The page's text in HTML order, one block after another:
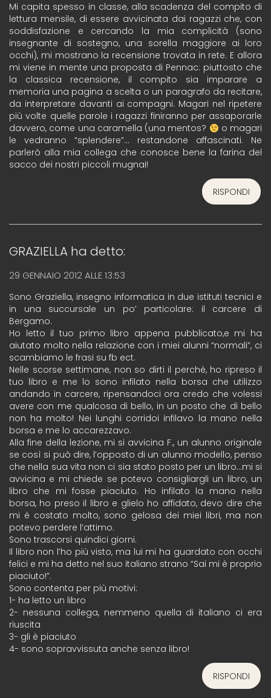
Mi capita spesso in classe, alla scadenza del compito di
lettura mensile, di essere avvicinata dai ragazzi che, con
soddisfazione e cercando la mia complicità (sono
insegnante di sostegno, una sorella maggiore ai loro
occhi), mi mostrano la recensione trovata in rete. E allora
mi viene in mente una proposta di Pennac: piuttosto che
la classica recensione, il compito sia imparare a
memoria una pagina a scelta o un paragrafo da recitare,
da interpretare davanti ai compagni. Magari nel ripetere
più volte quelle parole i ragazzi finiranno per assaporarle
davvero, come una caramella (una mentos?
o magari
le vedranno “splendere”… restandone affascinati. Ne
parlerò alla mia collega che conosce bene la farina del
sacco dei nostri piccoli mugnai!
RISPONDI
GRAZIELLA ha detto:
29 GENNAIO 2012 ALLE 13:53
Sono Graziella, insegno informatica in due istituti tecnici e
in una succursale un po’ particolare: il carcere di
Bergamo.
Ho letto il tuo primo libro appena pubblicato,e mi ha
aiutato molto nella relazione con i miei alunni “normali”, ci
scambiamo le frasi su fb ect.
Nelle scorse settimane, non so dirti il perchè, ho ripreso il
tuo libro e me lo sono infilato nella borsa che utilizzo
andando in carcere, ripensandoci ora credo che volessi
avere con me qualcosa di bello, in un posto che di bello
non ha molto! Nei lunghi corridoi infilavo la mano nella
borsa e me lo accarezzavo.
Alla fine della lezione, mi si avvicina F., un alunno originale
se così si può dire, l’opposto di un alunno modello, penso
che nella sua vita non ci sia stato posto per un libro…mi si
avvicina e mi chiede se potevo consigliargli un libro, un
libro che mi fosse piaciuto. Ho infilato la mano nella
borsa, ho preso il libro e glielo ho affidato, devo dire che
mi è costato molto, sono gelosa dei miei libri, ma non
potevo perdere l’attimo.
Sono trascorsi quindici giorni.
Il libro non l’ho più visto, ma lui mi ha guardato con occhi
felici e mi ha detto nel suo italiano strano “Sai mi è proprio
piaciuto!”.
Sono contenta per più motivi:
1- ha letto un libro
2- nessuna collega, nemmeno quella di italiano ci era
riuscita
3- gli è piaciuto
4- sono sopravvissuta anche senza libro!
RISPONDI